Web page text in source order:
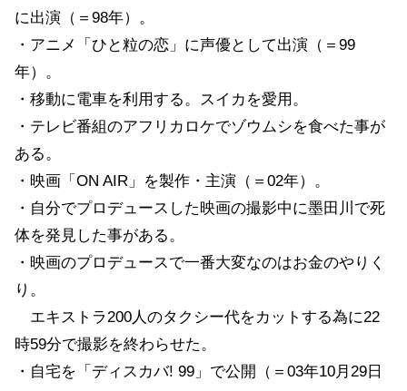
に出演（＝98年）。
・アニメ「ひと粒の恋」に声優として出演（＝99
年）。
・移動に電車を利用する。スイカを愛用。
・テレビ番組のアフリカロケでゾウムシを食べた事が
ある。
・映画「ON AIR」を製作・主演（＝02年）。
・自分でプロデュースした映画の撮影中に墨田川で死
体を発見した事がある。
・映画のプロデュースで一番大変なのはお金のやりく
り。
エキストラ200人のタクシー代をカットする為に22
時59分で撮影を終わらせた。
・自宅を「ディスカバ! 99」で公開（＝03年10月29日